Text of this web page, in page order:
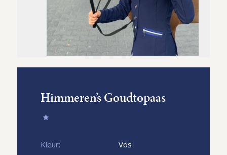
Himmeren’s Goudtopaas
Kleur:
Vos